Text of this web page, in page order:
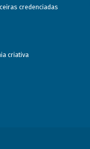
credenciadas
criativa